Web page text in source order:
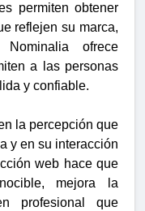
permiten obtener
reflejen su marca,
ofrece
a las personas
y confiable.
la percepción que
y en su interacción
web hace que
mejora la
profesional que